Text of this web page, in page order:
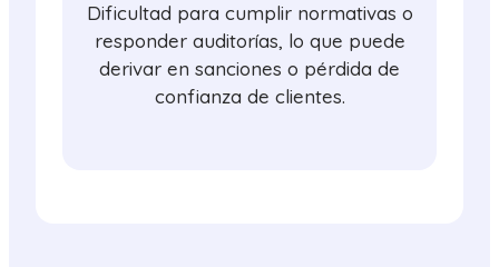
Dificultad para cumplir normativas o
responder auditorías, lo que puede
derivar en sanciones o pérdida de
confianza de clientes.